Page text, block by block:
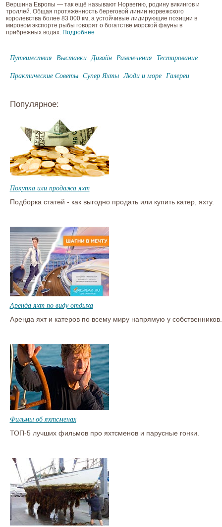
Вершина Европы — так ещё называют Норвегию, родину викингов и
троллей. Общая протяжённость береговой линии норвежского
королевства более 83 000 км, а устойчивые лидирующие позиции в
мировом экспорте рыбы говорят о богатстве морской фауны в
прибрежных водах. Подробнее
Путешествия Выставки Дизайн Развлечения Тестирование
Практические Советы Супер Яхты Люди и море Галереи
Популярное:
Покупка или продажа яхт
Подборка статей - как выгодно продать или купить катер, яхту.
Аренда яхт по виду отдыха
Аренда яхт и катеров по всему миру напрямую у собственников.
Фильмы об яхтсменах
ТОП-5 лучших фильмов про яхтсменов и парусные гонки.